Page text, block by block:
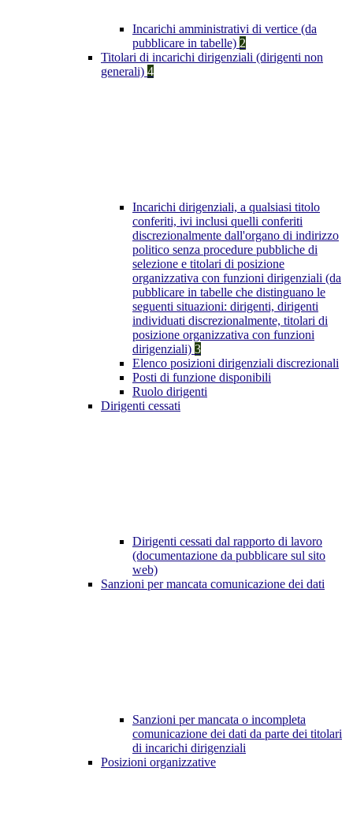
Incarichi amministrativi di vertice (da
pubblicare in tabelle) 2
Titolari di incarichi dirigenziali (dirigenti non
generali) 4
Incarichi dirigenziali, a qualsiasi titolo
conferiti, ivi inclusi quelli conferiti
discrezionalmente dall'organo di indirizzo
politico senza procedure pubbliche di
selezione e titolari di posizione
organizzativa con funzioni dirigenziali (da
pubblicare in tabelle che distinguano le
seguenti situazioni: dirigenti, dirigenti
individuati discrezionalmente, titolari di
posizione organizzativa con funzioni
dirigenziali) 3
Elenco posizioni dirigenziali discrezionali
Posti di funzione disponibili
Ruolo dirigenti
Dirigenti cessati
Dirigenti cessati dal rapporto di lavoro
(documentazione da pubblicare sul sito
web)
Sanzioni per mancata comunicazione dei dati
Sanzioni per mancata o incompleta
comunicazione dei dati da parte dei titolari
di incarichi dirigenziali
Posizioni organizzative